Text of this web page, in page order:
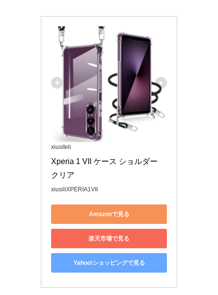
xiusiteli
Xperia 1 VII ケース ショルダー
クリア
xiusiliXPERIA1VII
Amazonで見る
楽天市場で見る
Yahoo!ショッピングで見る